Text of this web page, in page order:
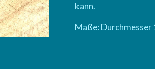
kann.
Maße: Durchmesser